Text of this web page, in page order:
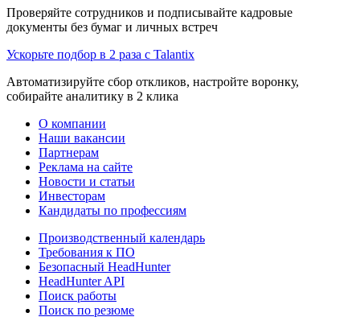
Проверяйте сотрудников и подписывайте кадровые
документы без бумаг и личных встреч
Ускорьте подбор в 2 раза с Talantix
Автоматизируйте сбор откликов, настройте воронку,
собирайте аналитику в 2 клика
О компании
Наши вакансии
Партнерам
Реклама на сайте
Новости и статьи
Инвесторам
Кандидаты по профессиям
Производственный календарь
Требования к ПО
Безопасный HeadHunter
HeadHunter API
Поиск работы
Поиск по резюме